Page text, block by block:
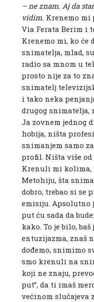
– ne znam. Aj da
vidim. Krenemo mi
Via Ferata Berim i
Krenemo mi, ko će
snimatelja, mlad,
radio sa mnom u
prosto nije za to
snimatelj
i tako neka
drugog snimatelja,
Ja zovnem jednog
hobija, ništa
snimanjem samo
profil. Ništa više od
Krenuli mi kolima,
Metohiju, šta
dobro, trebao si
emisiju. Apsolutno
put ću sada da
kako. To je bilo,
entuzijazma, znaš
dođemo, snimimo
smo krenuli na
koji ne znaju,
put”, da ti imaš
većinom slučajeva